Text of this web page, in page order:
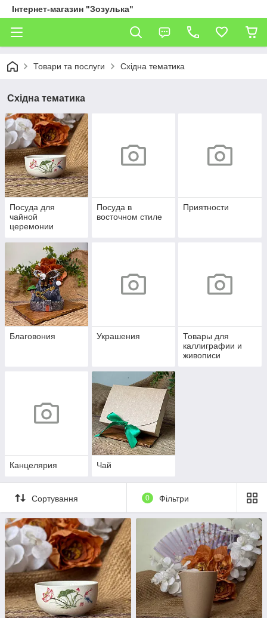
Інтернет-магазин "Зозулька"
Товари та послуги Східна тематика
Східна тематика
Посуда для
чайной
церемонии
Посуда в
восточном стиле
Приятности
Благовония Украшения
Товары для
каллиграфии и
живописи
Канцелярия Чай
Сортування 0 Фільтри